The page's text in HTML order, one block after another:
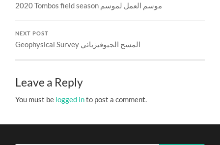
2020 Tombos field season موسم العمل لموسم
NEXT POST
Geophysical Survey المسح الجيوفيزيائي
Leave a Reply
You must be logged into post a comment.